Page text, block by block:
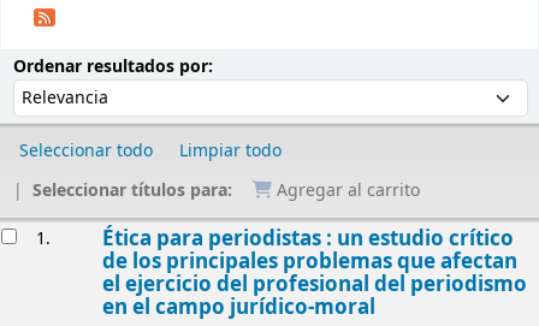
Ordenar resultados por:
Seleccionar todo
Limpiar todo
Seleccionar títulos para:
Agregar al carrito
1. Ética para periodistas : un estudio crítico
de los principales problemas que afectan
el ejercicio del profesional del periodismo
en el campo jurídico-moral